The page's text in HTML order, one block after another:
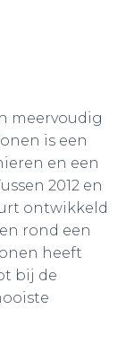
meervoudig
is een
en een
2012 en
ontwikkeld
rond een
heeft
bij de